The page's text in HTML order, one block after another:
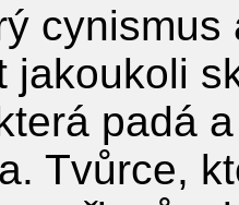
jakoukoli
padá
Tvůrce,